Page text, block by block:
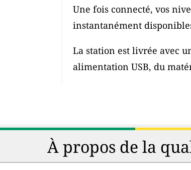
Une fois connecté, vos
instantanément
La station est livrée avec
alimentation USB, du
À propos de la